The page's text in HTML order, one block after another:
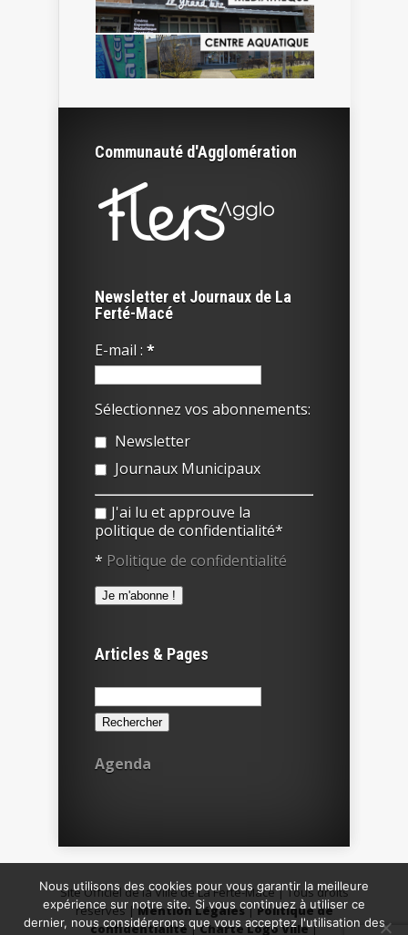
Communauté d'Agglomération
Newsletter et Journaux de La
Ferté-Macé
E-mail : *
Sélectionnez vos abonnements:
Newsletter
Journaux Municipaux
J'ai lu et approuve la
politique de confidentialité*
* Politique de confidentialité
Articles & Pages
Rechercher :
Agenda
Site Officiel de la Ville de La Ferté-Macé | Tous droits
réservés |Mention Légales|Politique de
confidentialité|Charte Logo Ville|
Nous utilisons des cookies pour vous garantir la meilleure
expérience sur notre site. Si vous continuez à utiliser ce
dernier, nous considérerons que vous acceptez l'utilisation des